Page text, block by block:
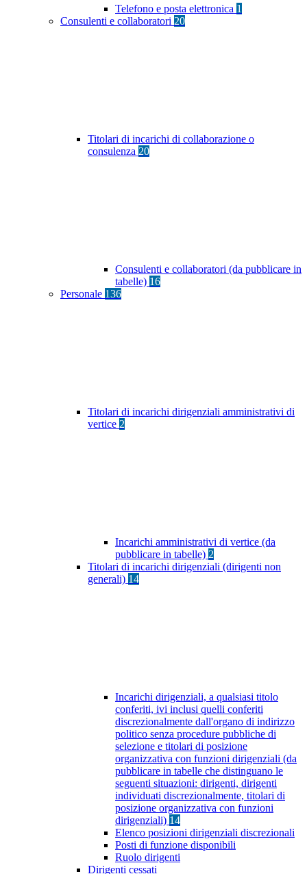
Telefono e posta elettronica 1
Consulenti e collaboratori 20
Titolari di incarichi di collaborazione o
consulenza 20
Consulenti e collaboratori (da pubblicare in
tabelle) 16
Personale 136
Titolari di incarichi dirigenziali amministrativi di
vertice 2
Incarichi amministrativi di vertice (da
pubblicare in tabelle) 2
Titolari di incarichi dirigenziali (dirigenti non
generali) 14
Incarichi dirigenziali, a qualsiasi titolo
conferiti, ivi inclusi quelli conferiti
discrezionalmente dall'organo di indirizzo
politico senza procedure pubbliche di
selezione e titolari di posizione
organizzativa con funzioni dirigenziali (da
pubblicare in tabelle che distinguano le
seguenti situazioni: dirigenti, dirigenti
individuati discrezionalmente, titolari di
posizione organizzativa con funzioni
dirigenziali) 14
Elenco posizioni dirigenziali discrezionali
Posti di funzione disponibili
Ruolo dirigenti
Dirigenti cessati